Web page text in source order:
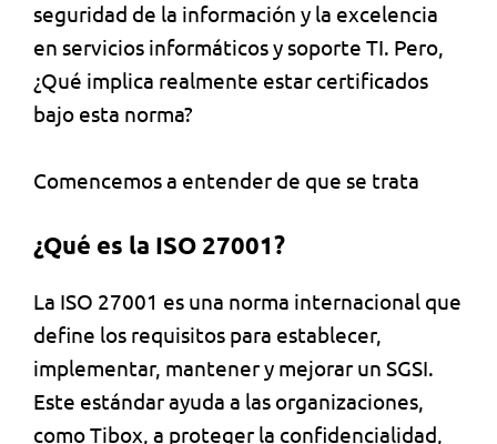
seguridad de la información y la excelencia
en servicios informáticos y soporte TI. Pero,
¿Qué implica realmente estar certificados
bajo esta norma?
Comencemos a entender de que se trata
¿Qué es la ISO 27001?
La ISO 27001 es una norma internacional que
define los requisitos para establecer,
implementar, mantener y mejorar un SGSI.
Este estándar ayuda a las organizaciones,
como Tibox, a proteger la confidencialidad,